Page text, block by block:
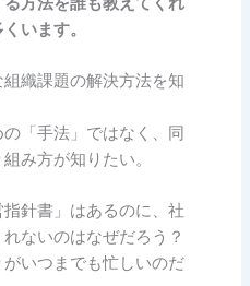
います。
織課題の解決方法を知
「手法」ではなく、同
み方が知りたい。
針書」はあるのに、社
ないのはなぜだろう？
いつまでも忙しいのだ